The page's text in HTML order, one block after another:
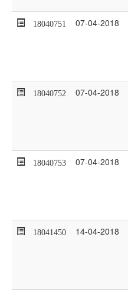
18040751 07-04-2018
18040752 07-04-2018
18040753 07-04-2018
18041450 14-04-2018